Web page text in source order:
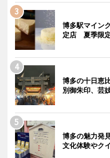
博多駅マイン
定店 夏季限
博多の十日恵
別御朱印、芸
博多の魅力発
文化体験やク